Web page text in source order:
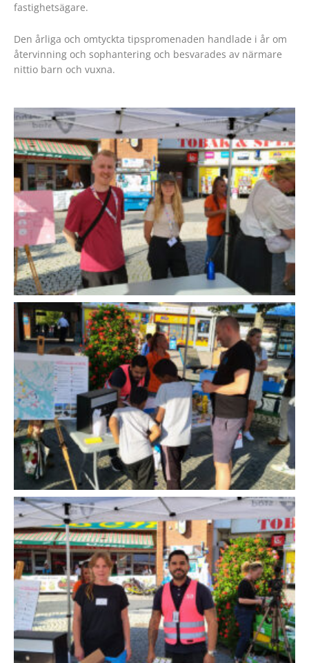
fastighetsägare.
Den årliga och omtyckta tipspromenaden handlade i år om
återvinning och sophantering och besvarades av närmare
nittio barn och vuxna.